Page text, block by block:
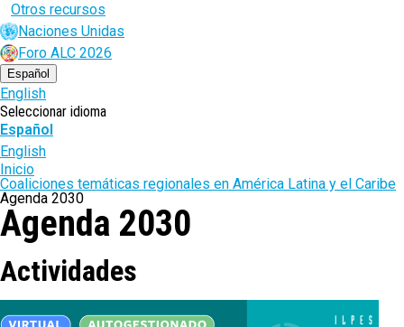
Otros recursos
Naciones Unidas
Foro ALC 2026
Español
English
Seleccionar idioma
Español
English
Ruta
de
navegación
Inicio
Coaliciones temáticas regionales en América Latina y el Caribe
Agenda 2030
Agenda 2030
Actividades